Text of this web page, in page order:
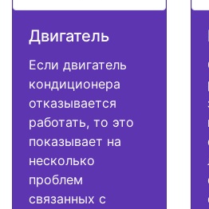
Двигатель
Если двигатель
кондиционера
отказывается
работать, то это
показывает на
несколько
проблем
связанных с